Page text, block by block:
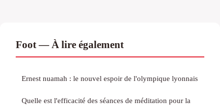
Foot — À lire également
Ernest nuamah : le nouvel espoir de l'olympique lyonnais
Quelle est l'efficacité des séances de méditation pour la